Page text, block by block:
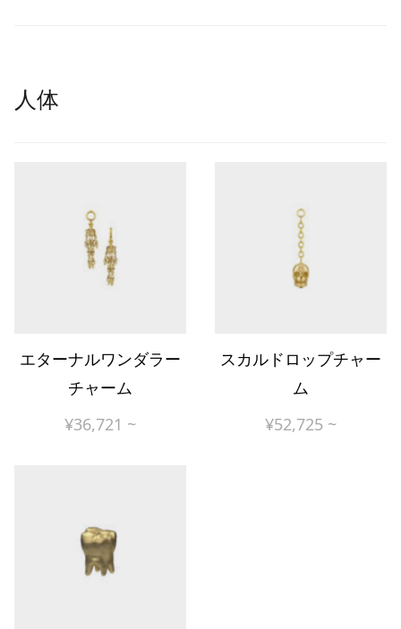
人体
エターナルワンダラー
チャーム
¥36,721 ~
スカルドロップチャー
ム
¥52,725 ~